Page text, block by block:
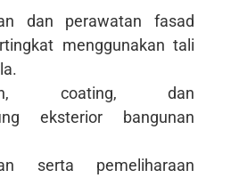
dan perawatan fasad
menggunakan tali
coating, dan
eksterior bangunan
serta pemeliharaan